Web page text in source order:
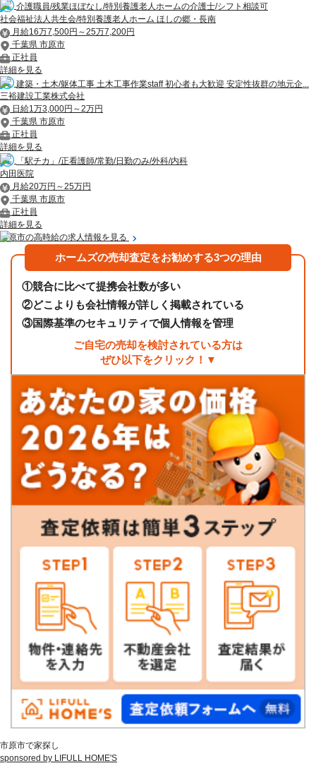
介護職員/残業ほぼなし/特別養護老人ホームの介護士/シフト相談可
社会福祉法人共生会/特別養護老人ホーム ほしの郷・長南
月給16万7,500円～25万7,200円
千葉県 市原市
正社員
詳細を見る
建築・土木/躯体工事 土木工事作業staff 初心者も大歓迎 安定性抜群の地元企...
三裕建設工業株式会社
日給1万3,000円～2万円
千葉県 市原市
正社員
詳細を見る
「駅チカ」/正看護師/常勤/日勤のみ/外科/内科
内田医院
月給20万円～25万円
千葉県 市原市
正社員
詳細を見る
市原市の高時給の求人情報を見る
ホームズの売却査定をお勧めする3つの理由
①競合に比べて提携会社数が多い
②どこよりも会社情報が詳しく掲載されている
③国際基準のセキュリティで個人情報を管理
ご自宅の売却を検討されている方は
ぜひ以下をクリック！▼
市原市で家探し
sponsored by LIFULL HOME'S